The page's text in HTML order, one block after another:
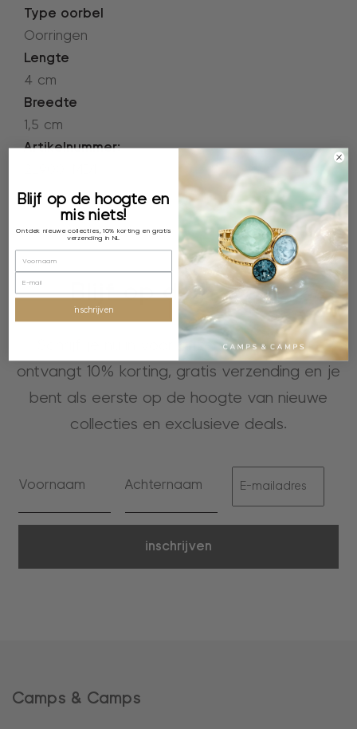
Type oorbel
Oorringen
Lengte
4 cm
Breedte
1,5 cm
Artikelnummer:
Blijf op de hoogte
Schrijf je nu in voor onze nieuwsbrief, je
ontvangt 10% korting, gratis verzending en je
bent als eerste op de hoogte van nieuwe
collecties en exclusieve deals.
inschrijven
Camps & Camps
Blijf op de hoogte en
mis niets!
Ontdek nieuwe collecties, 10% korting en gratis
verzending in NL
inschrijven